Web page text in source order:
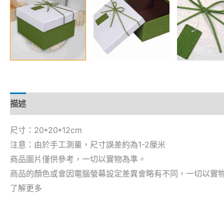
描述
尺寸：20*20*12cm
注意：由於手工測量，尺寸誤差約為1-2厘米
商品圖片僅供參考，一切以實物為準。
商品的顏色或會因電腦螢幕設定差異會略有不同，一切以實
了解更多